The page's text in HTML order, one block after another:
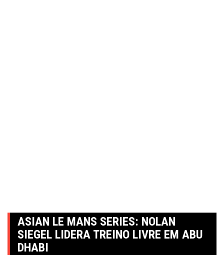
ASIAN LE MANS SERIES: NOLAN
SIEGEL LIDERA TREINO LIVRE EM ABU
DHABI